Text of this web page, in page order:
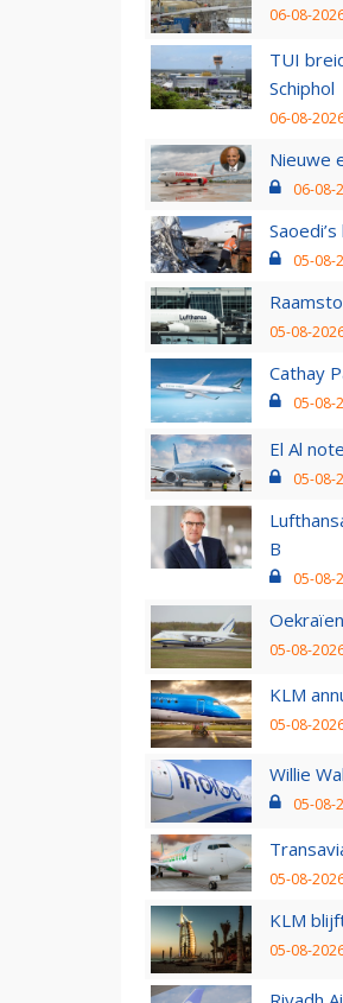
06-08-
TUI
Schiphol
06-08-
Nieuwe
06-08-
05-08-
05-08-
Cathay
05-08-
El Al
05-08-
B
05-08-
05-08-
KLM
05-08-
Willie
05-08-
05-08-
KLM
05-08-